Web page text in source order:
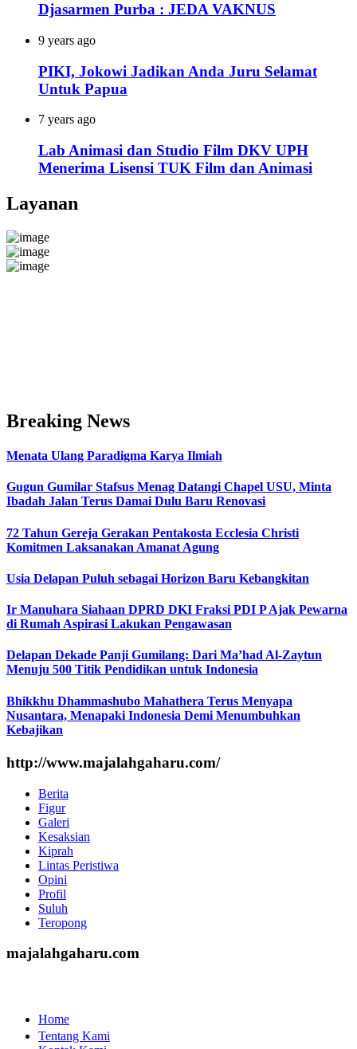
Djasarmen Purba : JEDA VAKNUS
9 years ago
PIKI, Jokowi Jadikan Anda Juru Selamat
Untuk Papua
7 years ago
Lab Animasi dan Studio Film DKV UPH
Menerima Lisensi TUK Film dan Animasi
Layanan
Breaking News
Menata Ulang Paradigma Karya Ilmiah
Gugun Gumilar Stafsus Menag Datangi Chapel USU, Minta
Ibadah Jalan Terus Damai Dulu Baru Renovasi
72 Tahun Gereja Gerakan Pentakosta Ecclesia Christi
Komitmen Laksanakan Amanat Agung
Usia Delapan Puluh sebagai Horizon Baru Kebangkitan
Ir Manuhara Siahaan DPRD DKI Fraksi PDI P Ajak Pewarna
di Rumah Aspirasi Lakukan Pengawasan
Delapan Dekade Panji Gumilang: Dari Ma’had Al-Zaytun
Menuju 500 Titik Pendidikan untuk Indonesia
Bhikkhu Dhammashubo Mahathera Terus Menyapa
Nusantara, Menapaki Indonesia Demi Menumbuhkan
Kebajikan
http://www.majalahgaharu.com/
Berita
Figur
Galeri
Kesaksian
Kiprah
Lintas Peristiwa
Opini
Profil
Suluh
Teropong
majalahgaharu.com
Home
Tentang Kami